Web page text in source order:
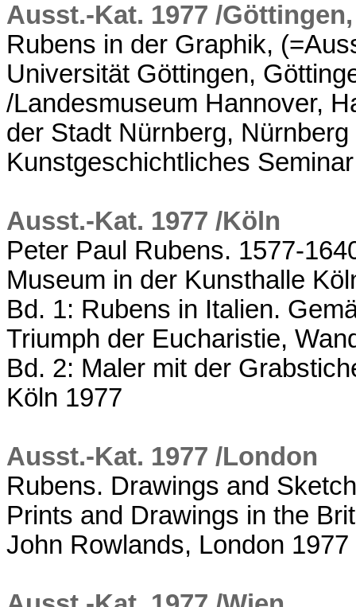
Ausst.-Kat. 1977 /
Rubens in der Graphik,
Universität Göttingen,
/Landesmuseum Hannover,
der Stadt Nürnberg,
Kunstgeschichtliches
Ausst.-Kat. 1977 /Köln
Peter Paul Rubens. 1577-
Museum in der Kunsthalle
Bd. 1: Rubens in Italien.
Triumph der Eucharistie,
Bd. 2: Maler mit der
Köln 1977
Ausst.-Kat. 1977 /London
Rubens. Drawings and
Prints and Drawings in the
John Rowlands, London 1977